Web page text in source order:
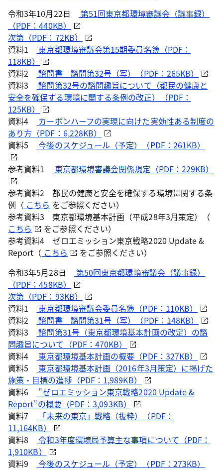
令和3年10月22日
第51回東京都環境審議会（議事録）
（PDF：440KB）
次第（PDF：72KB）
資料1
東京都環境審議会第15期委員名簿（PDF：
118KB）
資料2
諮問書 諮問第32号（写）（PDF：265KB）
資料3
諮問第32号の諮問趣旨について（都民の健康と
安全を確保する環境に関する条例の改正）（PDF：
125KB）
資料4
カーボンハーフの実現に向けた実効性ある制度の
あり方（PDF：6,228KB）
資料5
今後のスケジュール（予定）（PDF：261KB）
参考資料1
東京都環境審議会関係規定（PDF：229KB）
参考資料2 都民の健康と安全を確保する環境に関する条
例（ こちら をご参照ください）
参考資料3 東京都環境基本計画（平成28年3月策定）（
こちら
をご参照ください）
参考資料4 ゼロエミッション東京戦略2020 Update &
Report（ こちら
をご参照ください）
令和3年5月28日
第50回東京都環境審議会（議事録）
（PDF：458KB）
次第（PDF：93KB）
資料1
東京都環境審議会委員名簿（PDF：110KB）
資料2
諮問書 諮問第31号（写）（PDF：148KB）
資料3
諮問第31号（東京都環境基本計画の改定）の諮
問趣旨について（PDF：470KB）
資料4
東京都環境基本計画の概要（PDF：327KB）
資料5
東京都環境基本計画（2016年3月策定）に掲げた
施策・目標の進捗（PDF：1,989KB）
資料6
”ゼロエミッション東京戦略2020 Update &
Report”の概要（PDF：3,093KB）
資料7
「未来の東京」戦略（抜粋）（PDF：
11,164KB）
資料8
令和3年度環境局予算主な事項について（PDF：
1,910KB）
資料9
今後のスケジュール（予定）（PDF：273KB）